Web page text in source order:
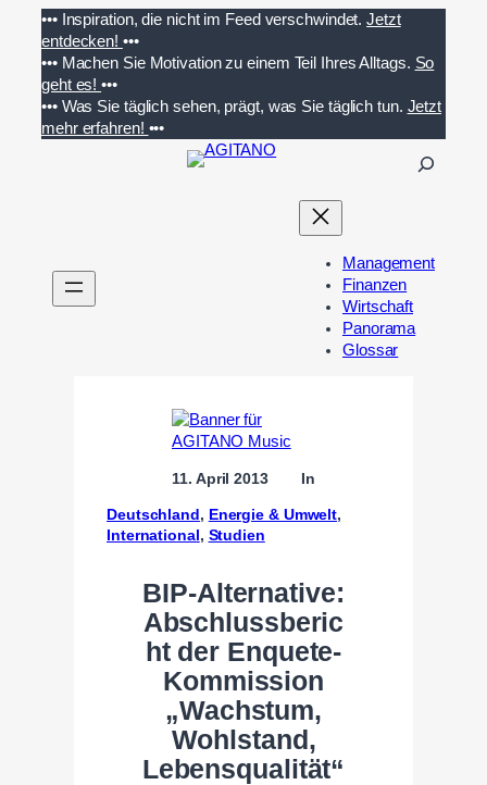
Inhalt
springen
••• Inspiration, die nicht im Feed verschwindet. Jetzt
entdecken! •••
••• Machen Sie Motivation zu einem Teil Ihres Alltags. So
geht es!•••
••• Was Sie täglich sehen, prägt, was Sie täglich tun. Jetzt
mehr erfahren! •••
n
Management
Finanzen
Wirtschaft
Panorama
Glossar
11. April 2013 In
Deutschland, Energie & Umwelt
International, Studien
BIP-Alternative:
Abschlussberic
ht der Enquete-
Kommission
„Wachstum,
Wohlstand,
Lebensqualität“